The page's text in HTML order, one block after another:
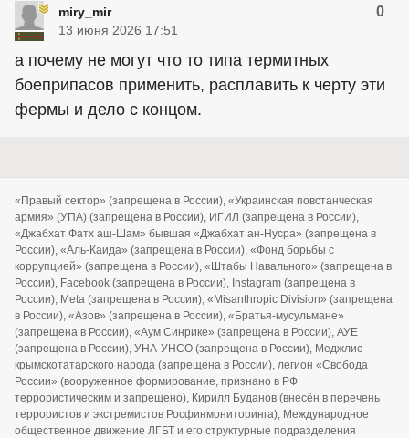
miry_mir 0
13 июня 2026 17:51
а почему не могут что то типа термитных
боеприпасов применить, расплавить к черту эти
фермы и дело с концом.
«Правый сектор» (запрещена в России), «Украинская повстанческая
армия» (УПА) (запрещена в России), ИГИЛ (запрещена в России),
«Джабхат Фатх аш-Шам» бывшая «Джабхат ан-Нусра» (запрещена в
России), «Аль-Каида» (запрещена в России), «Фонд борьбы с
коррупцией» (запрещена в России), «Штабы Навального» (запрещена в
России), Facebook (запрещена в России), Instagram (запрещена в
России), Meta (запрещена в России), «Misanthropic Division» (запрещена
в России), «Азов» (запрещена в России), «Братья-мусульмане»
(запрещена в России), «Аум Синрике» (запрещена в России), АУЕ
(запрещена в России), УНА-УНСО (запрещена в России), Меджлис
крымскотатарского народа (запрещена в России), легион «Свобода
России» (вооруженное формирование, признано в РФ
террористическим и запрещено), Кирилл Буданов (внесён в перечень
террористов и экстремистов Росфинмониторинга), Международное
общественное движение ЛГБТ и его структурные подразделения